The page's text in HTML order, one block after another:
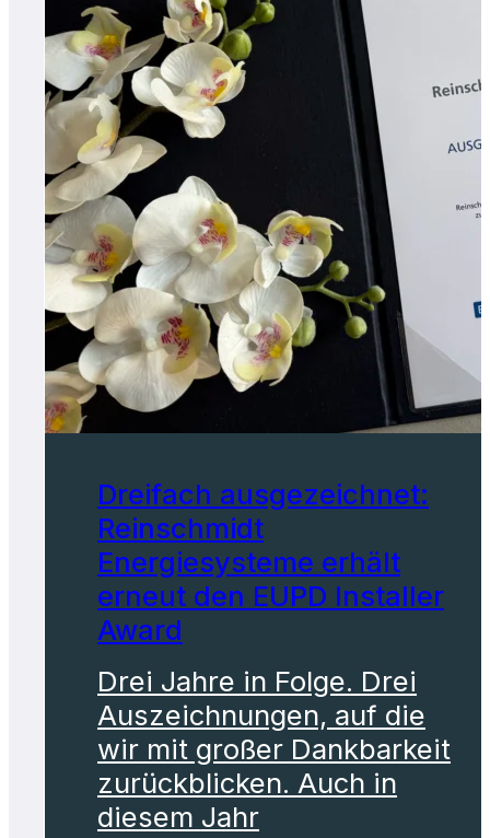
Dreifach ausgezeichnet:
Reinschmidt
Energiesysteme erhält
erneut den EUPD Installer
Award
Drei Jahre in Folge. Drei
Auszeichnungen, auf die
wir mit großer Dankbarkeit
zurückblicken. Auch in
diesem Jahr